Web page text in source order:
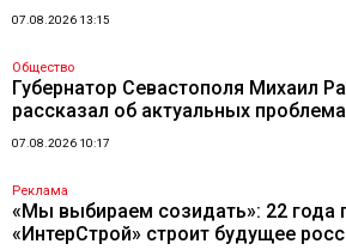
07.08.2026 13:15
Общество
Губернатор Севастополя Михаил
рассказал об актуальных
07.08.2026 10:17
Реклама
«Мы выбираем созидать»: 22 года
«ИнтерСтрой» строит будущее